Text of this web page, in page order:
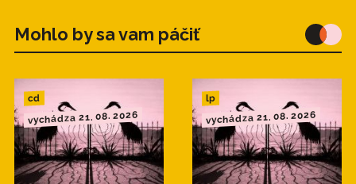
Mohlo by sa vam páčiť
cd
vychádza 21. 08. 2026
lp
vychádza 21. 08. 2026